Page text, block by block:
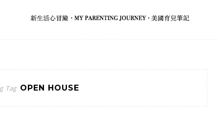
Tag OPEN HOUSE